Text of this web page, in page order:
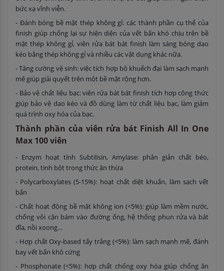
bức xạ vĩnh viễn.
- Đánh bóng bề mặt thép không gỉ: các thành phần cụ thể của
finish giúp chống lại sự hiện diện của vết bẩn khó chịu trên bề
mặt thép không gỉ, viên rửa bát bát finish làm sáng bóng dao
kéo bằng thép không gỉ và nhiều các vật dụng khác nữa.
- Tăng cường vệ sinh: việc tích hợp bộ khuếch đại làm sạch mạnh
mẽ giúp giải quyết trên một bề mặt rộng hơn.
- Bảo vệ chất liệu bạc: viên rửa bát bát finish tích hợp công thức
giúp bảo vệ dao kéo và đồ dùng làm từ chất liệu bạc, làm giảm
quá trình oxy hóa của bạc.
Thành phần của viên rửa bát Finish All In One
Max 100 viên
- Enzym hoạt tính Subtilisin, Amylase: phân giản chất béo,
protein, tinh bột trong thức ăn thừa
- Polycarboxylates (5-15%): hoạt chất diệt khuẩn, làm sạch vết
bẩn
- Chất hoạt động bề mặt không ion (<5%): giúp làm mềm nước,
chống vôi cặn bám vào đường ống, hệ thống phun rửa và bát
đĩa, nồi xoong…
- Hợp chất Oxy-based tẩy trắng (<5%): làm sạch mạnh mẽ, đánh
bay vết bẩn khô cứng
- Phosphonate (<5%): hợp chất chống oxy hóa giúp chống ăn